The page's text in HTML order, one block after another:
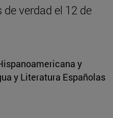
de verdad el 12 de
y
y Literatura Españolas